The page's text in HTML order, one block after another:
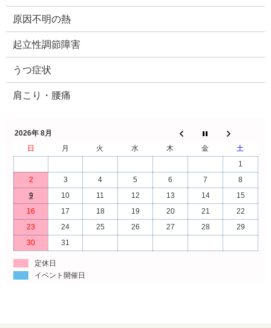
原因不明の熱
起立性調節障害
うつ症状
肩こり・腰痛
2026年 8月
日
月 火 水 木 金
土
1
2
3 4 5 6 7
8
9
10 11 12 13 14
15
16
17 18 19 20 21
22
23
24 25 26 27 28
29
30
31
定休日
イベント開催日